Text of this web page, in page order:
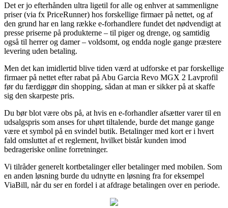
Det er jo efterhånden ultra ligetil for alle og enhver at sammenligne
priser (via fx PriceRunner) hos forskellige firmaer på nettet, og af
den grund har en lang række e-forhandlere fundet det nødvendigt at
presse priserne på produkterne – til piger og drenge, og samtidig
også til herrer og damer – voldsomt, og endda nogle gange præstere
levering uden betaling.
Men det kan imidlertid blive tiden værd at udforske et par forskellige
firmaer på nettet efter rabat på Abu Garcia Revo MGX 2 Lavprofil
før du færdiggør din shopping, sådan at man er sikker på at skaffe
sig den skarpeste pris.
Du bør blot være obs på, at hvis en e-forhandler afsætter varer til en
udsalgspris som anses for uhørt tiltalende, burde det mange gange
være et symbol på en svindel butik. Betalinger med kort er i hvert
fald omsluttet af et reglement, hvilket bistår kunden imod
bedrageriske online forretninger.
Vi tilråder generelt kortbetalinger eller betalinger med mobilen. Som
en anden løsning burde du udnytte en løsning fra for eksempel
ViaBill, når du ser en fordel i at afdrage betalingen over en periode.